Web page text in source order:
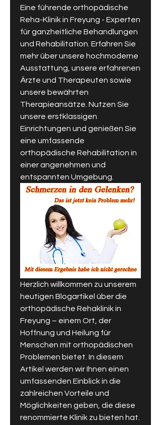
Eine führende orthopädische
Reha-Klinik in Freyung - Experten
für ganzheitliche Behandlungen
und Rehabilitation. Erfahren Sie
mehr über unsere hochmoderne
Ausstattung, unsere erfahrenen
Ärzte und Therapeuten sowie
unsere bewährten
Therapieansätze. Nutzen Sie
unsere erstklassigen
Einrichtungen und genießen Sie
eine umfassende
orthopädische Rehabilitation in
einer angenehmen und
entspannten Umgebung.
Herzlich willkommen zu unserem
heutigen Blogartikel über die
orthopädische Rehaklinik in
Freyung – einem Ort, der
Hoffnung und Heilung für
Menschen mit orthopädischen
Problemen bietet. In diesem
Artikel werden wir Ihnen einen
umfassenden Einblick in die
zahlreichen Vorteile und
Möglichkeiten geben, die diese
renommierte Klinik zu bieten hat.